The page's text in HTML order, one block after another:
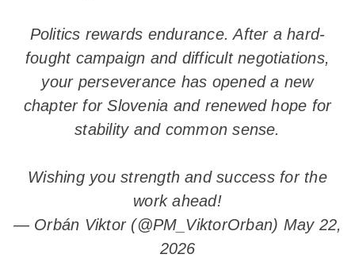
Politics rewards endurance. After a hard-
fought campaign and difficult negotiations,
your perseverance has opened a new
chapter for Slovenia and renewed hope for
stability and common sense.
Wishing you strength and success for the
work ahead!
— Orbán Viktor (@PM_ViktorOrban) May 22,
2026